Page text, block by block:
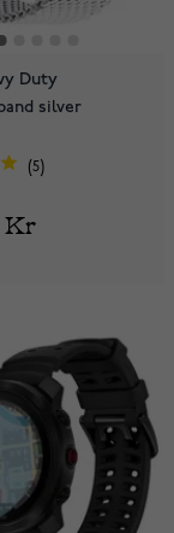
Duty
silver
5
Kr